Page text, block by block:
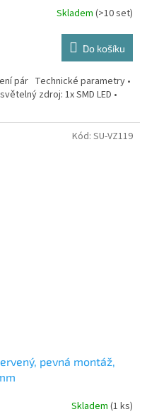
Skladem (>10 set)
Do košíku
pár Technické parametry •
zdroj: 1x SMD LED •
pevná montáž,
Skladem (1 ks)
Kód: SU-VZ119